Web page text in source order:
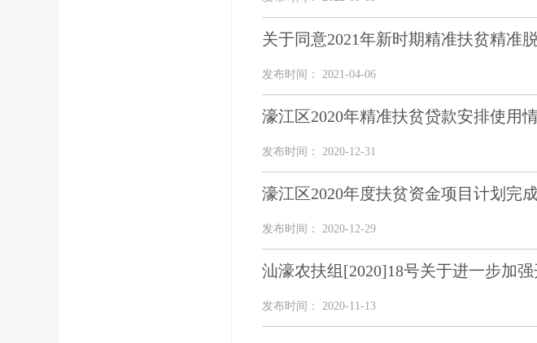
关于同意2021年新时期精准扶贫精准
发布时间： 2021-04-06
濠江区2020年精准扶贫贷款安排使用
发布时间： 2020-12-31
濠江区2020年度扶贫资金项目计划完
发布时间： 2020-12-29
汕濠农扶组[2020]18号关于进一步加
发布时间： 2020-11-13